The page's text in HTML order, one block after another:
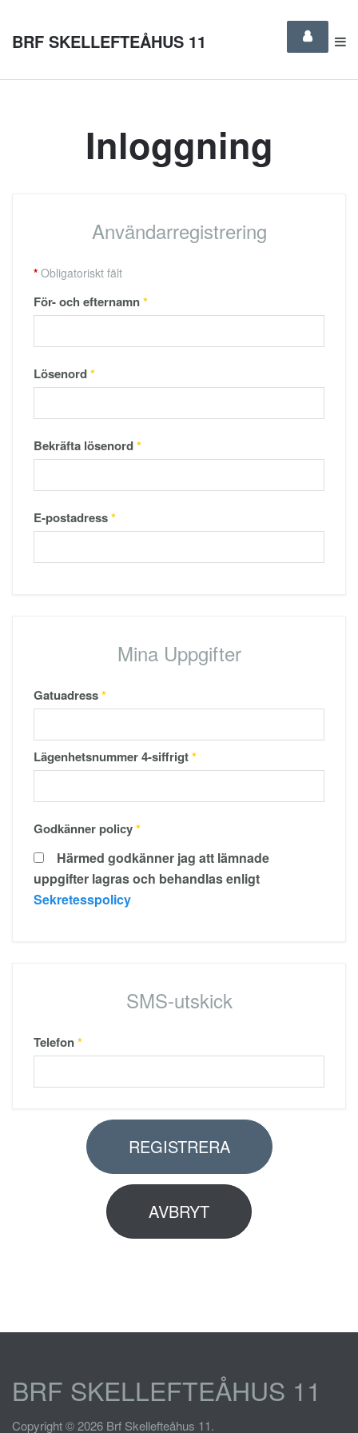
BRF SKELLEFTEÅHUS 11
Inloggning
Användarregistrering
* Obligatoriskt fält
För- och efternamn*
Lösenord*
Bekräfta lösenord*
E-postadress*
Mina Uppgifter
Gatuadress*
Lägenhetsnummer 4-siffrigt*
Godkänner policy*
uppgifter lagras och behandlas enligt
Sekretesspolicy
SMS-utskick
Telefon*
REGISTRERA
AVBRYT
BRF SKELLEFTEÅHUS 11
Copyright © 2026 Brf Skellefteåhus 11.